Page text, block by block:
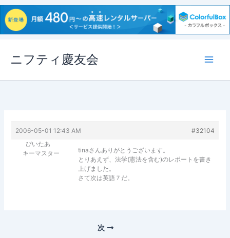
ス
ニフティ慶友会
2006-05-01 12:43 AM
#32104
ぴいたあ
キーマスター
tinaさんありがとうございます。
とりあえず、法学(憲法を含む)のレポートを書き
上げました。
さて次は英語７だ。
次